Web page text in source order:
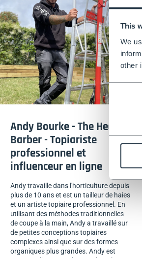
This
We
other
Consent
Andy Bourke - The Hedge
Barber - Topiariste
professionnel et
influenceur en ligne
Andy travaille dans l'horticulture depuis
plus de 10 ans et est un tailleur de haies
et un artiste topiaire professionnel. En
utilisant des méthodes traditionnelles
de coupe à la main, Andy a travaillé sur
de petites conceptions topiaires
complexes ainsi que sur des formes
organiques plus grandes. Andy est